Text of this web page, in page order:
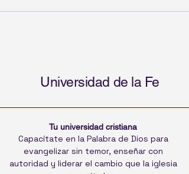
Universidad de la Fe
Tu universidad cristiana
Capacítate en la Palabra de Dios para
evangelizar sin temor, enseñar con
autoridad y liderar el cambio que la iglesia